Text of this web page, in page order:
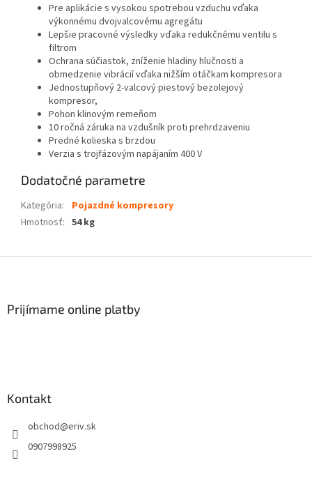
Pre aplikácie s vysokou spotrebou vzduchu vďaka
výkonnému dvojvalcovému agregátu
Lepšie pracovné výsledky vďaka redukčnému ventilu s
filtrom
Ochrana súčiastok, zníženie hladiny hlučnosti a
obmedzenie vibrácií vďaka nižším otáčkam kompresora
Jednostupňový 2-valcový piestový bezolejový
kompresor,
Pohon klinovým remeňom
10 ročná záruka na vzdušník proti prehrdzaveniu
Predné kolieska s brzdou
Verzia s trojfázovým napájaním 400 V
Dodatočné parametre
Kategória:
Pojazdné kompresory
Hmotnosť: 54 kg
Prijímame online platby
Kontakt
obchod@eriv.sk
0907998925